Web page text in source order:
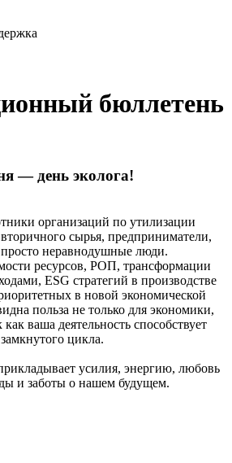
бюллетень
— день эколога!
организаций по утилизации
сырья, предприниматели,
неравнодушные люди.
ресурсов, РОП, трансформации
ESG стратегий в производстве
в новой экономической
польза не только для экономики,
ваша деятельность способствует
цикла.
усилия, энергию, любовь
и заботы о нашем будущем.